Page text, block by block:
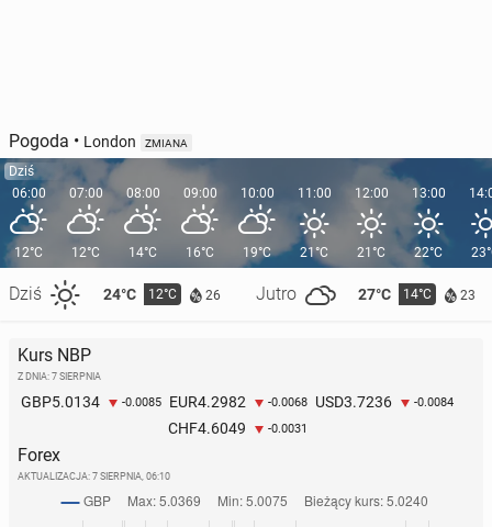
Pogoda • London ZMIANA
Dziś
06:00
12°C
Dziś 24°C 12°C 26 Jutro 27°C 14°C 23
07:00
12°C
08:00
14°C
09:00
16°C
10:00
19°C
11:00
21°C
12:00
21°C
13:00
22°C
Kurs NBP
Z DNIA: 7 SIERPNIA
GBP5.0134 -0.0085 EUR4.2982 -0.0068 USD3.7236 -0.0084
CHF4.6049 -0.0031
Forex
AKTUALIZACJA: 7 SIERPNIA, 06:10